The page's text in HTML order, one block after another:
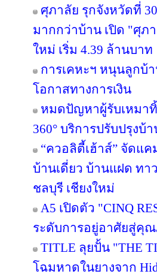
ศุภาลัย รุกจังหวัดที่
มากกว่าบ้าน เปิด "ศุภ
ใหม่ เริ่ม 4.39 ล้านบาท
การเคหะฯ หนุนลูกบ้
โอกาสทางการเงิน
หมดปัญหาผู้รับเหมาทิ้
360° บริการปรับปรุงบ้
“ควอลิตี้เฮ้าส์” จัดแค
บ้านเดี่ยว บ้านแฝด ท
ชลบุรี เชียงใหม่
A5 เปิดตัว "CINQ
ระดับการอยู่อาศัยสู่คุ
TITLE ลุยปั้น "THE
โฉมหาดในยางจาก